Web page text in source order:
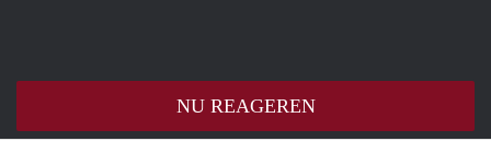
NU REAGEREN